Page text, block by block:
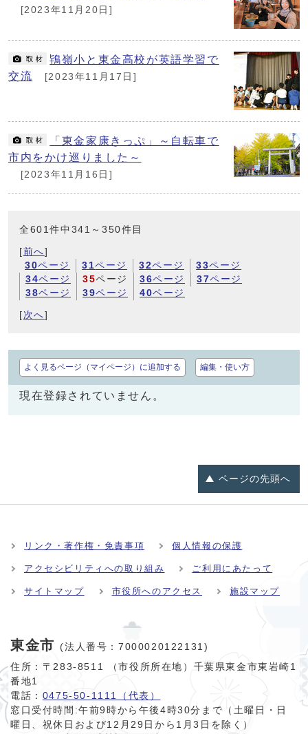
[2023年11月20日]
鴇嶺小と東金高校が英語学習で
交流
[2023年11月17日]
「東金家康きっぷ」～自転車で
市内をかけ巡りました～
[2023年11月16日]
全601件中341～350件目
[前へ]
30ページ 31ページ 32ページ 33ページ
34ページ 35ページ 36ページ 37ページ
38ページ 39ページ 40ページ
[ 次へ]
よく見るページ（マイページ）に追加する 編集・使い方
現在登録されていません。
ページの先頭へ
リンク・著作権・免責事項 個人情報の保護
アクセシビリティへの取り組み ご利用にあたって
サイトマップ 市役所へのアクセス 施設マップ
東金市
(法人番号：7000020122131)
住所：〒283-8511 （市役所所在地）千葉県東金市東岩崎1
番地1
電話： 0475-50-1111（代表）
窓口受付時間:午前9時から午後4時30分まで（土曜日・日
曜日、祝休日および12月29日から1月3日を除く）